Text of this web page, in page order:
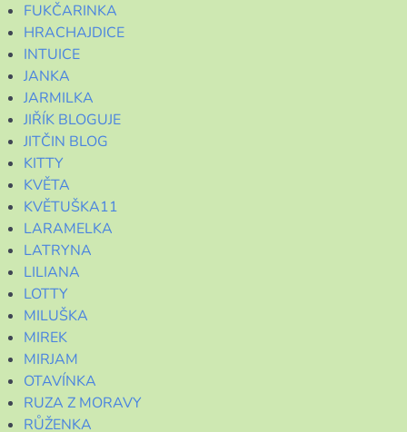
FUKČARINKA
HRACHAJDICE
INTUICE
JANKA
JARMILKA
JIŘÍK BLOGUJE
JITČIN BLOG
KITTY
KVĚTA
KVĚTUŠKA11
LARAMELKA
LATRYNA
LILIANA
LOTTY
MILUŠKA
MIREK
MIRJAM
OTAVÍNKA
RUZA Z MORAVY
RŮŽENKA